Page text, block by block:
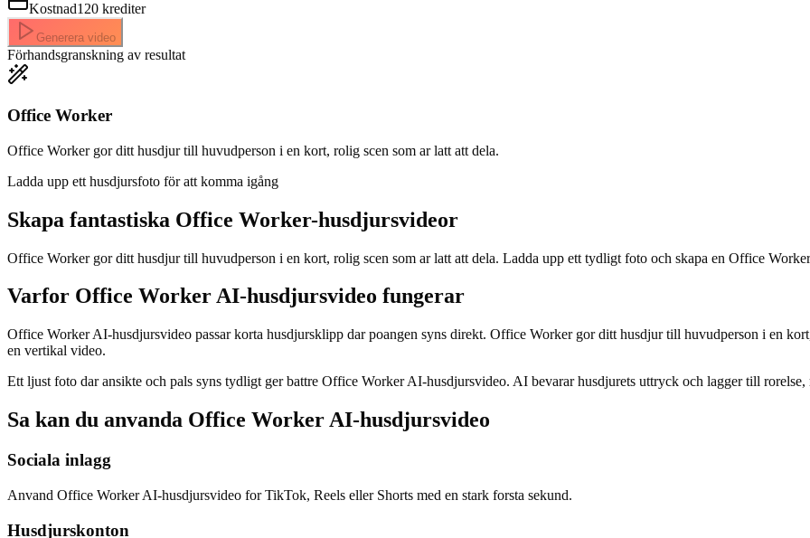
Kostnad120 krediter
Generera video
Förhandsgranskning av resultat
Office Worker
Office Worker gor ditt husdjur till huvudperson i en kort, rolig scen som ar latt att dela.
Ladda upp ett husdjursfoto för att komma igång
Skapa fantastiska Office Worker-husdjursvideor
Office Worker gor ditt husdjur till huvudperson i en kort, rolig scen som ar latt att dela. Ladda upp ett tydligt foto och skapa en Office
Varfor Office Worker AI-husdjursvideo fungerar
Office Worker AI-husdjursvideo passar korta husdjursklipp dar poangen syns direkt. Office Worker gor ditt husdjur till huvudperson i en
en vertikal video.
Ett ljust foto dar ansikte och pals syns tydligt ger battre Office Worker AI-husdjursvideo. AI bevarar husdjurets uttryck och lagger till
Sa kan du anvanda Office Worker AI-husdjursvideo
Sociala inlagg
Anvand Office Worker AI-husdjursvideo for TikTok, Reels eller Shorts med en stark forsta sekund.
Husdjurskonton